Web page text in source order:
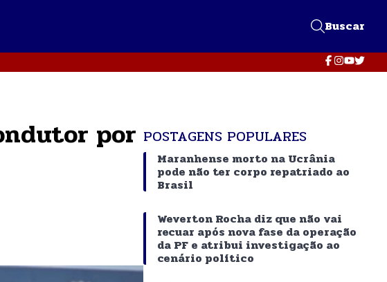
Buscar
por POSTAGENS POPULARES
Maranhense morto na Ucrânia
pode não ter corpo repatriado ao
Brasil
Weverton Rocha diz que não vai
recuar após nova fase da operação
da PF e atribui investigação ao
cenário político